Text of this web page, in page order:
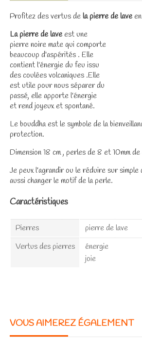
Profitez des vertus dela pierre de lave
La pierre de laveest une
pierre noire mate qui comporte
beaucoup d'aspérités . Elle
contient l'énergie du feu issu
des coulées volcaniques .Elle
est utile pour nous séparer du
passé, elle apporte l'énergie
et rend joyeux et spontané.
Le bouddha est le symbole de la
protection.
Dimension 18 cm , perles de 8 et 10mm
Je peux l'agrandir ou le réduire sur simple
aussi changer le motif de la perle.
Caractéristiques
Pierres
pierre de lave
Vertus des pierres
énergie
joie
VOUS AIMEREZ ÉGALEMENT